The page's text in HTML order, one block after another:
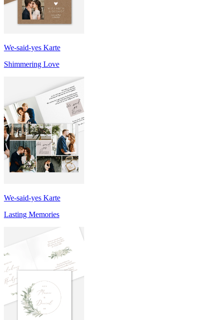
We-said-yes Karte
Shimmering Love
We-said-yes Karte
Lasting Memories